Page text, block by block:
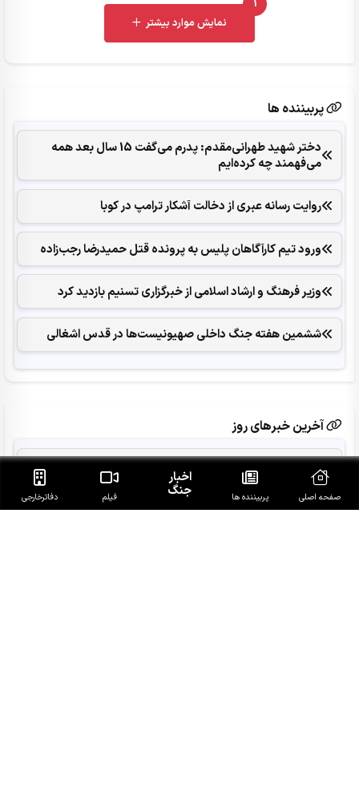
1
UNREAD MESSAGES
نمایش موارد بیشتر
پربیننده ها
دختر شهید طهرانی‌مقدم: پدرم می‌گفت 15 سال بعد همه
می‌فهمند چه کرده‌ایم
روایت رسانه عبری از دخالت آشکار ترامپ در کوبا
ورود تیم کارآگاهان پلیس به پرونده قتل حمیدرضا رجب‌زاده
وزیر فرهنگ و ارشاد اسلامی از خبرگزاری تسنیم بازدید کرد
ششمین هفته جنگ داخلی صهیونیست‌ها در قدس اشغالی
آخرین خبرهای روز
ادعاهای فیدان درباره توافق سه جانبه ترکیه،پاکستان و
عربستان
صفحه اصلی پربیننده ها
اخبار
جنگ فیلم دفاتر‌خارجی